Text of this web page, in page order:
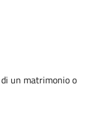
un matrimonio o